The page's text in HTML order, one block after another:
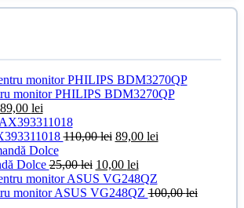
monitor PHILIPS BDM3270QP
Prețul
inițial
lei.
89,00 leiPrețul
curent
este:
89,00 lei.
110,00lei Prețul
a
fost:
110,00 lei.
89,00 leiPrețul
Dolce25,00lei Prețul
inițial
a
10,00 leiPrețul
curent
este:
monitor ASUS VG248QZ100,00lei